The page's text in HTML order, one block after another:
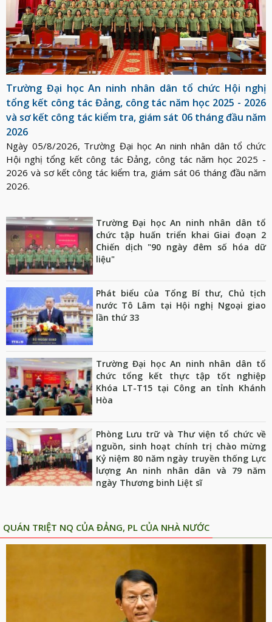
LƯỢNG
VIỆN
ẢNH
THƯ
VIỆN
VIDEO
LIÊN
HỆ
Trường Đại học An ninh nhân dân tổ chức Hội nghị
tổng kết công tác Đảng, công tác năm học 2025 - 2026
và sơ kết công tác kiểm tra, giám sát 06 tháng đầu năm
2026
Ngày 05/8/2026, Trường Đại học An ninh nhân dân tổ chức
Hội nghị tổng kết công tác Đảng, công tác năm học 2025 -
2026 và sơ kết công tác kiểm tra, giám sát 06 tháng đầu năm
2026.
Trường Đại học An ninh nhân dân tổ
chức tập huấn triển khai Giai đoạn 2
Chiến dịch "90 ngày đêm số hóa dữ
liệu"
Phát biểu của Tổng Bí thư, Chủ tịch
nước Tô Lâm tại Hội nghị Ngoại giao
lần thứ 33
Trường Đại học An ninh nhân dân tổ
chức tổng kết thực tập tốt nghiệp
Khóa LT-T15 tại Công an tỉnh Khánh
Hòa
Phòng Lưu trữ và Thư viện tổ chức về
nguồn, sinh hoạt chính trị chào mừng
Kỷ niệm 80 năm ngày truyền thống Lực
lượng An ninh nhân dân và 79 năm
ngày Thương binh Liệt sĩ
QUÁN TRIỆT NQ CỦA ĐẢNG, PL CỦA NHÀ NƯỚC